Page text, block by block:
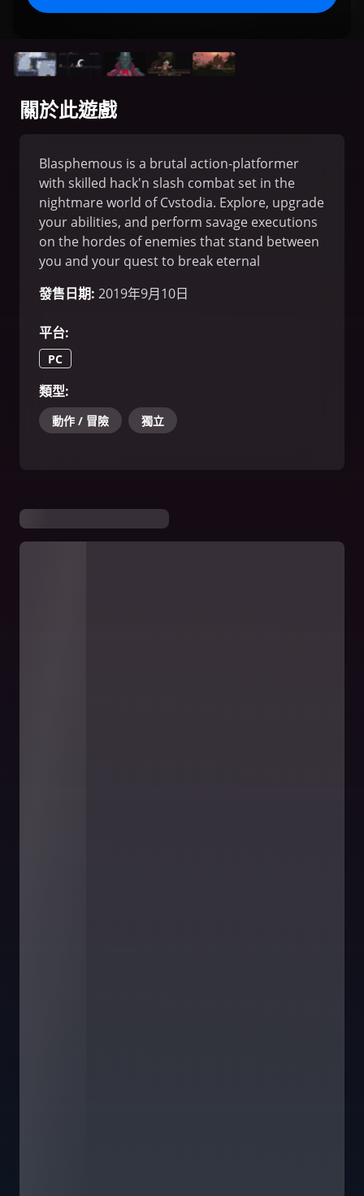
關於此遊戲
Blasphemous is a brutal action-platformer
with skilled hack'n slash combat set in the
nightmare world of Cvstodia. Explore, upgrade
your abilities, and perform savage executions
on the hordes of enemies that stand between
you and your quest to break eternal
發售日期: 2019年9月10日
平台:
PC
類型:
動作 / 冒險 獨立